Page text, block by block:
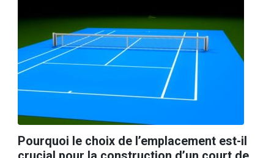
Pourquoi le choix de l’emplacement est-il